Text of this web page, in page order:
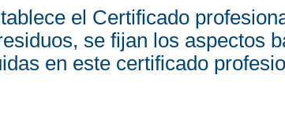
el Certificado
se fijan los aspectos
en este certificado